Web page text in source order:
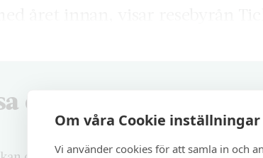
Om våra Cookie inställningar
Vi använder cookies för att samla in och
denna artikel?